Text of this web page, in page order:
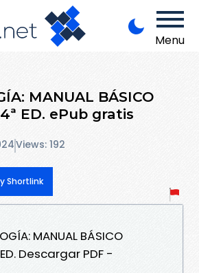
Menu
MANUAL BÁSICO
ED. ePub gratis
Views: 192
Shortlink
MANUAL BÁSICO
Descargar PDF -